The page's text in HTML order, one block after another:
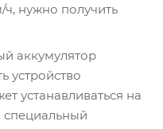
нужно получить
аккумулятор
устройство
устанавливаться на
специальный